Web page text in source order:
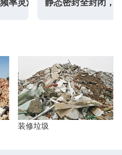
率灵活调节静态密封全封闭，
装修垃圾